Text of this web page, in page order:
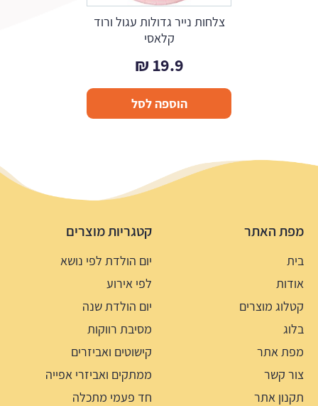
צלחות נייר גדולות עגול ורוד
קלאסי
19.9
₪
הוספה לסל
מפת האתר
בית
אודות
קטלוג מוצרים
בלוג
מפת אתר
צור קשר
תקנון אתר
קטגריות מוצרים
יום הולדת לפי נושא
לפי אירוע
יום הולדת שנה
מסיבת רווקות
קישוטים ואביזרים
ממתקים ואביזרי אפייה
חד פעמי מתכלה